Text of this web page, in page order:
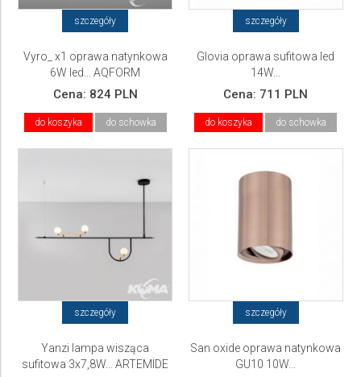
szczegóły
Vyro_ x1 oprawa natynkowa
6W led... AQFORM
Cena: 824 PLN
do koszyka do schowka
szczegóły
Glovia oprawa sufitowa led
14W...
Cena: 711 PLN
do koszyka do schowka
szczegóły
Yanzi lampa wisząca
sufitowa 3x7,8W... ARTEMIDE
szczegóły
San oxide oprawa natynkowa
GU10 10W...